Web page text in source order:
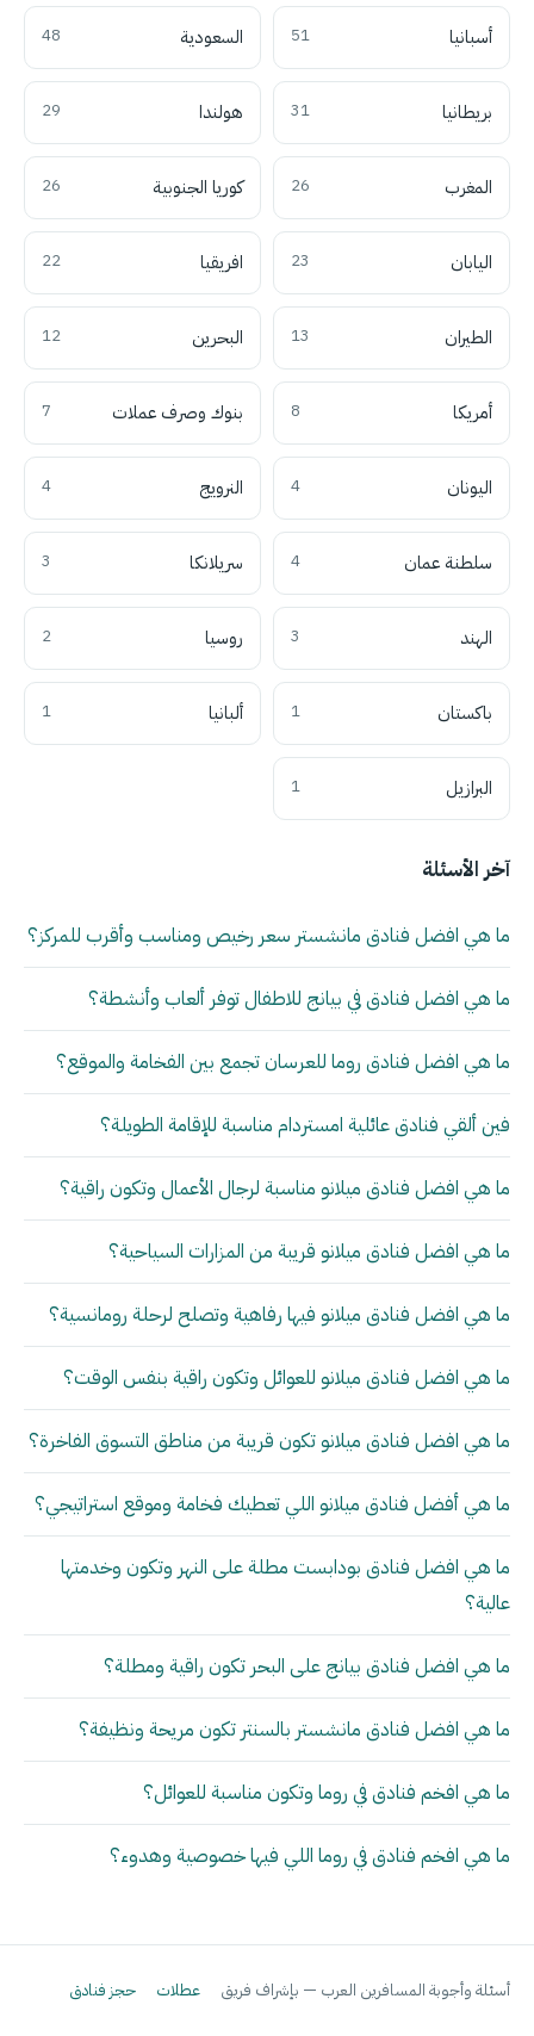
أسبانيا 51 السعودية 48
بريطانيا 31 هولندا 29
المغرب 26 كوريا الجنوبية 26
اليابان 23 افريقيا 22
الطيران 13 البحرين 12
أمريكا 8 بنوك وصرف عملات 7
اليونان 4 النرويج 4
سلطنة عمان 4 سريلانكا 3
الهند 3 روسيا 2
باكستان 1 ألبانيا 1
البرازيل 1
آخر الأسئلة
ما هي افضل فنادق مانشستر سعر رخيص ومناسب وأقرب للمركز؟
ما هي افضل فنادق في بيانج للاطفال توفر ألعاب وأنشطة؟
ما هي افضل فنادق روما للعرسان تجمع بين الفخامة والموقع؟
فين ألقي فنادق عائلية امستردام مناسبة للإقامة الطويلة؟
ما هي افضل فنادق ميلانو مناسبة لرجال الأعمال وتكون راقية؟
ما هي افضل فنادق ميلانو قريبة من المزارات السياحية؟
ما هي افضل فنادق ميلانو فيها رفاهية وتصلح لرحلة رومانسية؟
ما هي افضل فنادق ميلانو للعوائل وتكون راقية بنفس الوقت؟
ما هي افضل فنادق ميلانو تكون قريبة من مناطق التسوق الفاخرة؟
ما هي أفضل فنادق ميلانو اللي تعطيك فخامة وموقع استراتيجي؟
ما هي افضل فنادق بودابست مطلة على النهر وتكون وخدمتها
عالية؟
ما هي افضل فنادق بيانج على البحر تكون راقية ومطلة؟
ما هي افضل فنادق مانشستر بالسنتر تكون مريحة ونظيفة؟
ما هي افخم فنادق في روما وتكون مناسبة للعوائل؟
ما هي افخم فنادق في روما اللي فيها خصوصية وهدوء؟
أسئلة وأجوبة المسافرين العرب — بإشراف فريق عطلات حجز فنادق